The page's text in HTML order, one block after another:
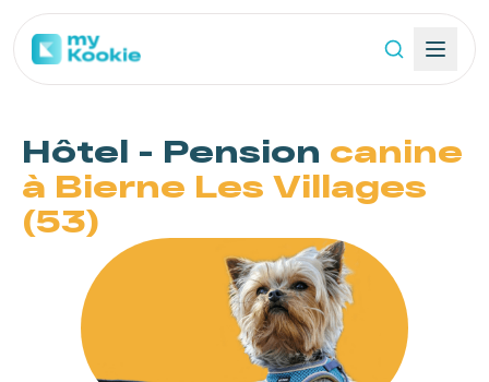
Hôtel - Pension canine
à Bierne Les Villages
(53)